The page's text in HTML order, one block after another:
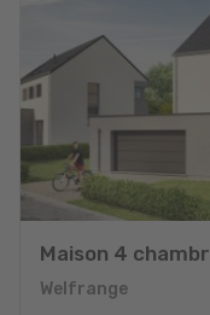
Maison 4
Welfrange